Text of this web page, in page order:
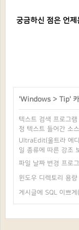
궁금하신 점은 언
'Windows > Tip'
텍스트 검색 프로그
정 텍스트 들어간 소
UltraEdit(울트라 에
일 종류에 따른 강조
파일 날짜 변경 프로
윈도우 디렉토리 용량
게시글에 SQL 이쁘